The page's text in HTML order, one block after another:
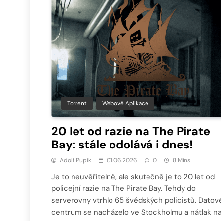
Torrent Webové Aplikace
20 let od razie na The Pirate
Bay: stále odolává i dnes!
Adolf Pupík 01.06.2026 0 8 Mins
Je to neuvěřitelné, ale skutečně je to 20 let od
policejní razie na The Pirate Bay. Tehdy do
serverovny vtrhlo 65 švédských policistů.
centrum se nacházelo ve Stockholmu a nátlak na